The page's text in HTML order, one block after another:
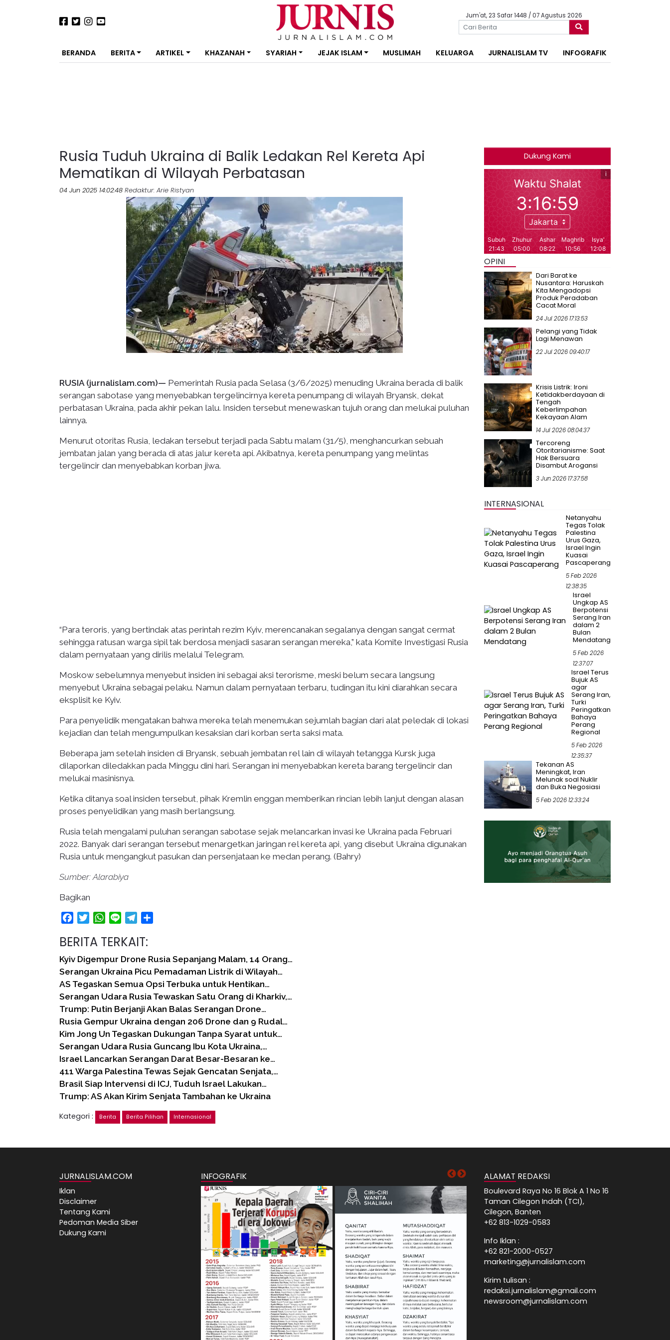
Jum'at, 23 Safar 1448 / 07 Agustus 2026
BERANDA BERITA ARTIKEL KHAZANAH SYARIAH JEJAK ISLAM MUSLIMAH KELUARGA JURNALISLAM TV INFOGRAFIK
Rusia Tuduh Ukraina di Balik Ledakan Rel Kereta Api
Mematikan di Wilayah Perbatasan
04 Jun 2025 14:02:48 Redaktur: Arie Ristyan
RUSIA (jurnalislam.com)— Pemerintah Rusia pada Selasa (3/6/2025) menuding Ukraina berada di balik
serangan sabotase yang menyebabkan tergelincirnya kereta penumpang di wilayah Bryansk, dekat
perbatasan Ukraina, pada akhir pekan lalu. Insiden tersebut menewaskan tujuh orang dan melukai puluhan
lainnya.
Menurut otoritas Rusia, ledakan tersebut terjadi pada Sabtu malam (31/5), menghancurkan sebuah
jembatan jalan yang berada di atas jalur kereta api. Akibatnya, kereta penumpang yang melintas
tergelincir dan menyebabkan korban jiwa.
“Para teroris, yang bertindak atas perintah rezim Kyiv, merencanakan segalanya dengan sangat cermat
sehingga ratusan warga sipil tak berdosa menjadi sasaran serangan mereka,” kata Komite Investigasi Rusia
dalam pernyataan yang dirilis melalui Telegram.
Moskow sebelumnya menyebut insiden ini sebagai aksi terorisme, meski belum secara langsung
menyebut Ukraina sebagai pelaku. Namun dalam pernyataan terbaru, tudingan itu kini diarahkan secara
eksplisit ke Kyiv.
Para penyelidik mengatakan bahwa mereka telah menemukan sejumlah bagian dari alat peledak di lokasi
kejadian dan telah mengumpulkan kesaksian dari korban serta saksi mata.
Beberapa jam setelah insiden di Bryansk, sebuah jembatan rel lain di wilayah tetangga Kursk juga
dilaporkan diledakkan pada Minggu dini hari. Serangan ini menyebabkan kereta barang tergelincir dan
melukai masinisnya.
Ketika ditanya soal insiden tersebut, pihak Kremlin enggan memberikan rincian lebih lanjut dengan alasan
proses penyelidikan yang masih berlangsung.
Rusia telah mengalami puluhan serangan sabotase sejak melancarkan invasi ke Ukraina pada Februari
2022. Banyak dari serangan tersebut menargetkan jaringan rel kereta api, yang disebut Ukraina digunakan
Rusia untuk mengangkut pasukan dan persenjataan ke medan perang. (Bahry)
Sumber: Alarabiya
Bagikan
FacebookTwitterWhatsApp
Line Telegram
BERITA TERKAIT:
Kyiv Digempur Drone Rusia Sepanjang Malam, 14 Orang…
Serangan Ukraina Picu Pemadaman Listrik di Wilayah…
AS Tegaskan Semua Opsi Terbuka untuk Hentikan…
Serangan Udara Rusia Tewaskan Satu Orang di Kharkiv,…
Trump: Putin Berjanji Akan Balas Serangan Drone…
Rusia Gempur Ukraina dengan 206 Drone dan 9 Rudal…
Kim Jong Un Tegaskan Dukungan Tanpa Syarat untuk…
Serangan Udara Rusia Guncang Ibu Kota Ukraina,…
Israel Lancarkan Serangan Darat Besar-Besaran ke…
411 Warga Palestina Tewas Sejak Gencatan Senjata,…
Brasil Siap Intervensi di ICJ, Tuduh Israel Lakukan…
Trump: AS Akan Kirim Senjata Tambahan ke Ukraina
Kategori :
Berita Berita Pilihan Internasional
Dukung Kami
OPINI
Dari Barat ke
Nusantara: Haruskah
Kita Mengadopsi
Produk Peradaban
Cacat Moral
24 Jul 2026 17:13:53
Pelangi yang Tidak
Lagi Menawan
22 Jul 2026 09:40:17
Krisis Listrik: Ironi
Ketidakberdayaan di
Tengah
Keberlimpahan
Kekayaan Alam
14 Jul 2026 08:04:37
Tercoreng
Otoritarianisme: Saat
Hak Bersuara
Disambut Arogansi
3 Jun 2026 17:37:58
INTERNASIONAL
Netanyahu
Tegas Tolak
Palestina
Urus Gaza,
Israel Ingin
Kuasai
Pascaperang
5 Feb 2026
12:38:35
Israel
Ungkap AS
Berpotensi
Serang Iran
dalam 2
Bulan
Mendatang
5 Feb 2026
12:37:07
Israel Terus
Bujuk AS
agar
Serang Iran,
Turki
Peringatkan
Bahaya
Perang
Regional
5 Feb 2026
12:35:37
Tekanan AS
Meningkat, Iran
Melunak soal Nuklir
dan Buka Negosiasi
5 Feb 2026 12:33:24
JURNALISLAM.COM
Iklan
Disclaimer
Tentang Kami
Pedoman Media Siber
Dukung Kami
INFOGRAFIK ALAMAT REDAKSI
Boulevard Raya No 16 Blok A 1 No 16
Taman Cilegon Indah (TCI),
Cilegon, Banten
+62 813-1029-0583
Info Iklan :
+62 821-2000-0527
marketing@jurnalislam.com
Kirim tulisan :
redaksi.jurnalislam@gmail.com
newsroom@jurnalislam.com